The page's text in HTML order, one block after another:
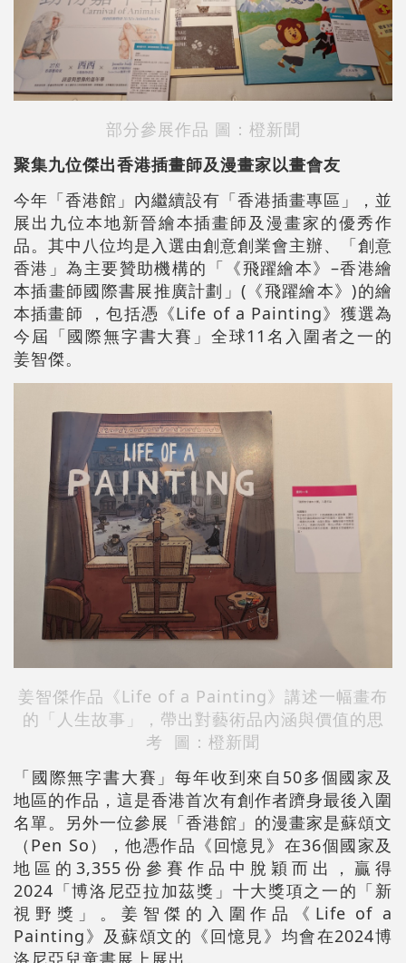
部分參展作品 圖：橙新聞
聚集九位傑出香港插畫師及漫畫家以畫會友
今年「香港館」內繼續設有「香港插畫專區」，並
展出九位本地新晉繪本插畫師及漫畫家的優秀作
品。其中八位均是入選由創意創業會主辦、「創意
香港」為主要贊助機構的「《飛躍繪本》–香港繪
本插畫師國際書展推廣計劃」(《飛躍繪本》)的繪
本插畫師 ，包括憑《Life of a Painting》獲選為
今屆「國際無字書大賽」全球11名入圍者之一的
姜智傑。
姜智傑作品《Life of a Painting》講述一幅畫布
的「人生故事」，帶出對藝術品內涵與價值的思
考 圖：橙新聞
「國際無字書大賽」每年收到來自50多個國家及
地區的作品，這是香港首次有創作者躋身最後入圍
名單。另外一位參展「香港館」的漫畫家是蘇頌文
（Pen So），他憑作品《回憶見》在36個國家及
地區的3,355份參賽作品中脫穎而出，贏得
2024「博洛尼亞拉加茲獎」十大獎項之一的「新
視野獎」。姜智傑的入圍作品《Life of a
Painting》及蘇頌文的《回憶見》均會在2024博
洛尼亞兒童書展上展出。